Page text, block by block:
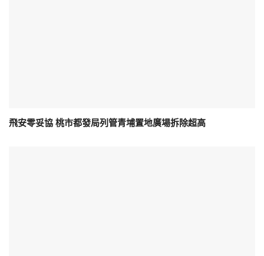
飛安零妥協 桃市都發局列管青埔置地廣場拆除超高